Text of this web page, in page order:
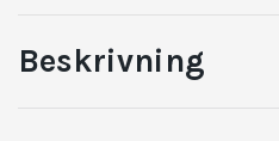
Beskrivning